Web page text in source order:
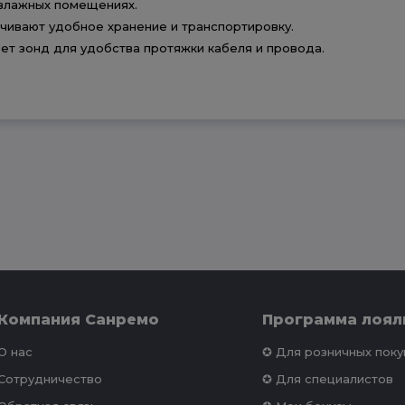
помещениях.
удобное хранение и транспортировку.
зонд для удобства протяжки кабеля и провода.
Санремо
нас
Программа
✪ Для розничных
✪ Для специалистов